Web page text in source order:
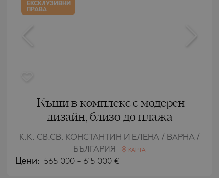
ЕКСКЛУЗИВНИ
ПРАВА
Къщи в комплекс с модерен
дизайн, близо до плажа
К.К. СВ.СВ. КОНСТАНТИН И ЕЛЕНА / ВАРНА /
БЪЛГАРИЯ
КАРТА
Цени: 565 000 - 615 000 €